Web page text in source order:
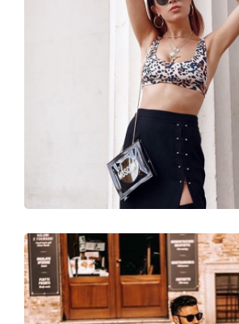
Disponibil si cu dioptrii: